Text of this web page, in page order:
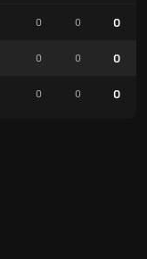
0 0 0
0 0 0
0 0 0